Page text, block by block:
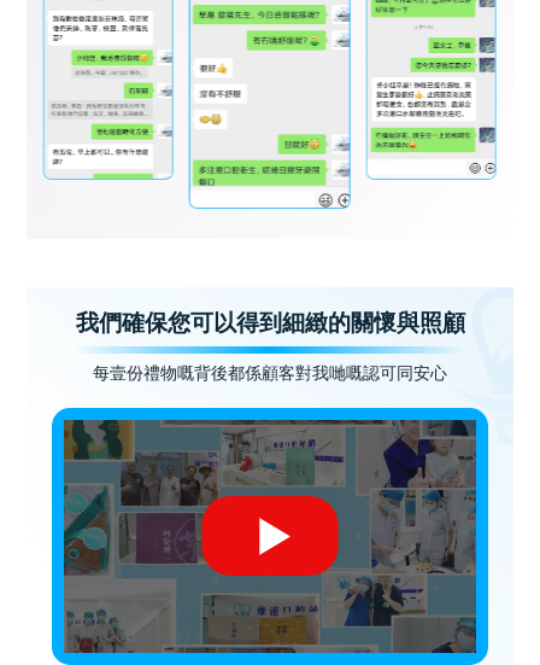
我們確保您可以得到細緻的關懷與照顧
每壹份禮物嘅背後都係顧客對我哋嘅認可同安心